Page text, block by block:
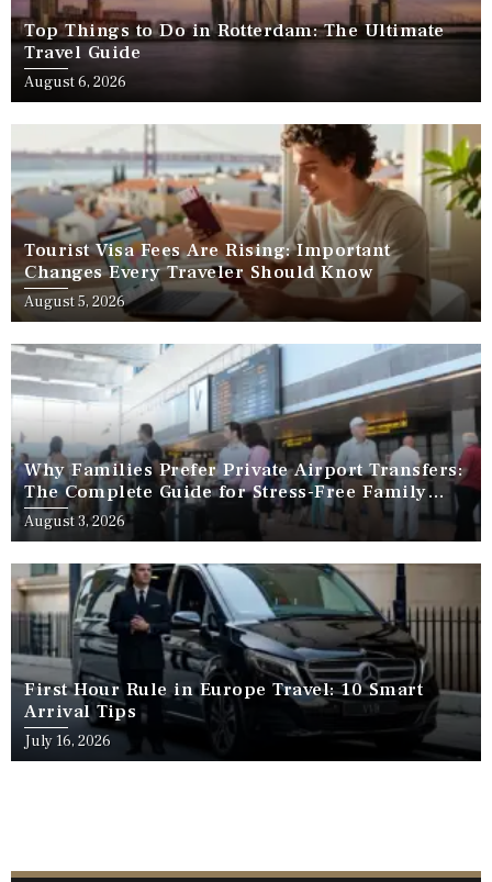
Top Things to Do in Rotterdam: The Ultimate
Travel Guide
August 6, 2026
Tourist Visa Fees Are Rising: Important
Changes Every Traveler Should Know
August 5, 2026
Why Families Prefer Private Airport Transfers:
The Complete Guide for Stress-Free Family
Travel
August 3, 2026
First Hour Rule in Europe Travel: 10 Smart
Arrival Tips
July 16, 2026